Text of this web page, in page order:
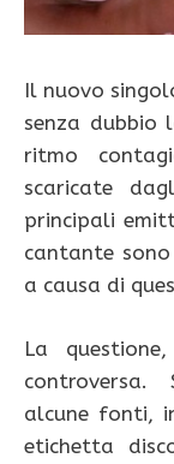
Il nuovo
senza dubbio
ritmo
scaricate
principali
cantante
a causa di
La
alcune fonti,
etichetta